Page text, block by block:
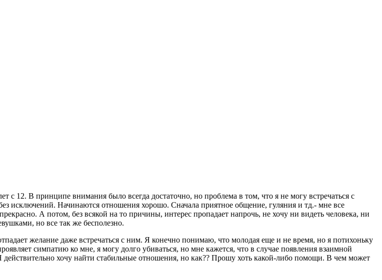
с 12. В принципе внимания было всегда достаточно, но проблема в том, что я не могу встречаться с
исключений. Начинаются отношения хорошо. Сначала приятное общение, гуляния и тд.- мне все
А потом, без всякой на то причины, интерес пропадает напрочь, не хочу ни видеть человека, ни
но все так же бесполезно.
желание даже встречаться с ним. Я конечно понимаю, что молодая еще и не время, но я потихоньку
симпатию ко мне, я могу долго убиваться, но мне кажется, что в случае появления взаимной
хочу найти стабильные отношения, но как?? Прошу хоть какой-либо помощи. В чем может